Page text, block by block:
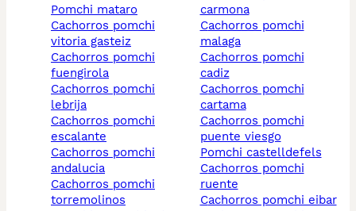
pomchi mataro
cachorros pomchi
vitoria gasteiz
cachorros pomchi
fuengirola
cachorros pomchi
lebrija
cachorros pomchi
escalante
cachorros pomchi
andalucia
cachorros pomchi
torremolinos
carmona
cachorros pomchi
malaga
cachorros pomchi
cadiz
cachorros pomchi
cartama
cachorros pomchi
puente viesgo
pomchi castelldefels
cachorros pomchi
ruente
cachorros pomchi eibar